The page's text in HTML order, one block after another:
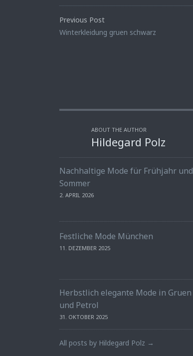
Previous Post
Winterkleidung gruen schwarz
ABOUT THE AUTHOR
Hildegard Polz
Nachhaltige Mode für Frühjahr und
Sommer
2. APRIL 2026
Festliche Mode München
11. DEZEMBER 2025
Herbstlich elegante Mode in Gruen
und Petrol
31. OKTOBER 2025
All posts by Hildegard Polz →